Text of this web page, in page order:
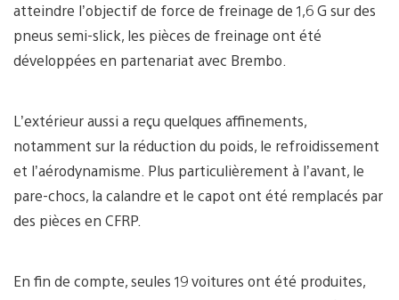
atteindre l’objectif de force de freinage de 1,6 G sur des
pneus semi-slick, les pièces de freinage ont été
développées en partenariat avec Brembo.
L’extérieur aussi a reçu quelques affinements,
notamment sur la réduction du poids, le refroidissement
et l’aérodynamisme. Plus particulièrement à l’avant, le
pare-chocs, la calandre et le capot ont été remplacés par
des pièces en CFRP.
En fin de compte, seules 19 voitures ont été produites,